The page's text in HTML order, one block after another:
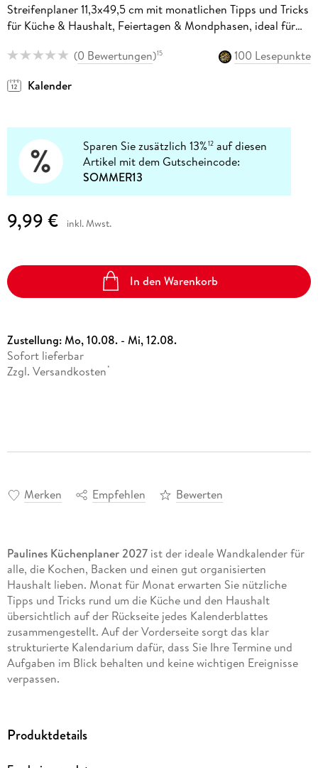
Streifenplaner 11,3x49,5 cm mit monatlichen Tipps und Tricks
für Küche & Haushalt, Feiertagen & Mondphasen, ideal für
(0 Bewertungen)15
100 Lesepunkte
Kalender
Sparen Sie zusätzlich 13%12 auf diesen
Artikel mit dem Gutscheincode:
SOMMER13
9,99 € inkl. Mwst.
In den Warenkorb
Zustellung:Mo, 10.08. - Mi, 12.08.
Sofort lieferbar
Zzgl. Versandkosten *
Merken Empfehlen Bewerten
Paulines Küchenplaner 2027ist der ideale Wandkalender für
alle, die Kochen, Backen und einen gut organisierten
Haushalt lieben. Monat für Monat erwarten Sie nützliche
Tipps und Tricks rund um die Küche und den Haushalt
übersichtlich auf der Rückseite jedes Kalenderblattes
zusammengestellt. Auf der Vorderseite sorgt das klar
strukturierte Kalendarium dafür, dass Sie Ihre Termine und
Aufgaben im Blick behalten und keine wichtigen Ereignisse
verpassen.
anderen Platz in Ihrem Zuhause. Das deutsche Kalendarium
Produktdetails